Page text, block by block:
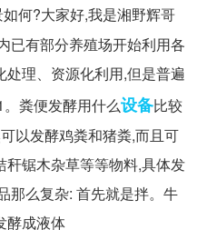
何?大家好,我是湘野辉哥
已有部分养殖场开始利用各
理、资源化利用,但是普遍
粪便发酵用什么设备比较
以发酵鸡粪和猪粪,而且可
锯木杂草等等物料,具体发
那么复杂: 首先就是拌。牛
酵成液体